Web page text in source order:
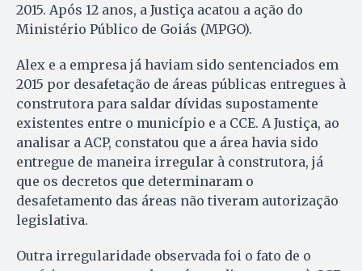
2015. Após 12 anos, a Justiça acatou a ação do
Ministério Público de Goiás (MPGO).
Alex e a empresa já haviam sido sentenciados em
2015 por desafetação de áreas públicas entregues à
construtora para saldar dívidas supostamente
existentes entre o município e a CCE. A Justiça, ao
analisar a ACP, constatou que a área havia sido
entregue de maneira irregular à construtora, já
que os decretos que determinaram o
desafetamento das áreas não tiveram autorização
legislativa.
Outra irregularidade observada foi o fato de o